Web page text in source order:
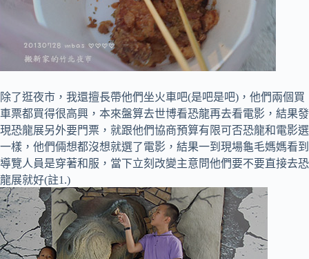
除了逛夜市，我還擅長帶他們坐火車吧(是吧是吧)，他們兩個買
車票都買得很高興，本來盤算去世博看恐龍再去看電影，結果發
現恐龍展另外要門票，就跟他們協商預算有限可否恐龍和電影選
一樣，他們倆想都沒想就選了電影，結果一到現場龜毛媽媽看到
導覽人員是穿著和服，當下立刻改變主意問他們要不要直接去恐
龍展就好(註1.)